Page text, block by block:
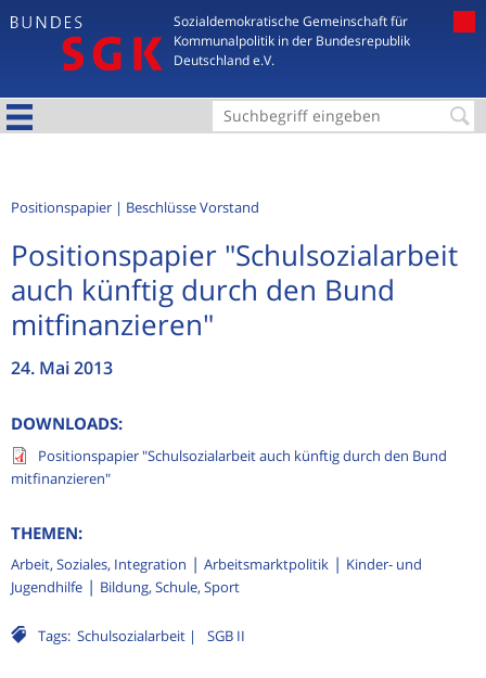
Jump to navigation
Sozialdemokratische Gemeinschaft für
Kommunalpolitik in der Bundesrepublik
Deutschland e.V.
S
c
f
o
r
a
Positionspapier Beschlüsse Vorstand
Positionspapier "Schulsozialarbeit
auch künftig durch den Bund
mitfinanzieren"
24. Mai 2013
DOWNLOADS:
Positionspapier "Schulsozialarbeit auch künftig durch den Bund
mitfinanzieren"
THEMEN:
Arbeit, Soziales, Integration Arbeitsmarktpolitik
Kinder- und
Jugendhilfe
Bildung, Schule, Sport
Tags: Schulsozialarbeit SGB II